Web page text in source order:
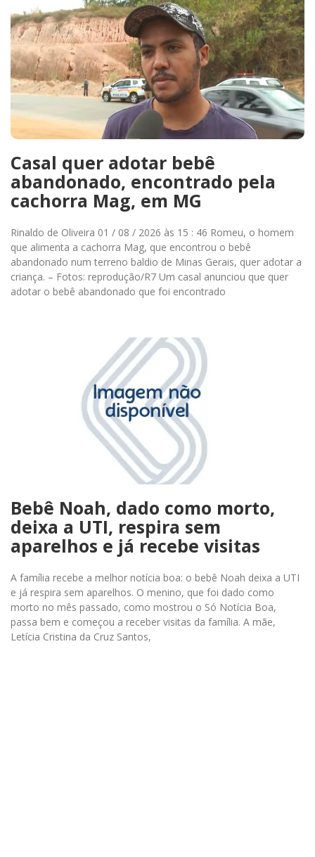
Casal quer adotar bebê
abandonado, encontrado pela
cachorra Mag, em MG
Rinaldo de Oliveira 01 / 08 / 2026 às 15 : 46 Romeu, o homem
que alimenta a cachorra Mag, que encontrou o bebê
abandonado num terreno baldio de Minas Gerais, quer adotar a
criança. – Fotos: reprodução/R7 Um casal anunciou que quer
adotar o bebê abandonado que foi encontrado
Bebê Noah, dado como morto,
deixa a UTI, respira sem
aparelhos e já recebe visitas
A família recebe a melhor notícia boa: o bebê Noah deixa a UTI
e já respira sem aparelhos. O menino, que foi dado como
morto no mês passado, como mostrou o Só Notícia Boa,
passa bem e começou a receber visitas da família. A mãe,
Letícia Cristina da Cruz Santos,